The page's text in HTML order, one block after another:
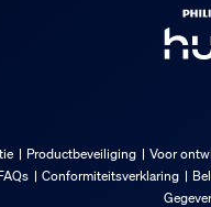
Productbeveiliging Voor
Conformiteitsverklaring